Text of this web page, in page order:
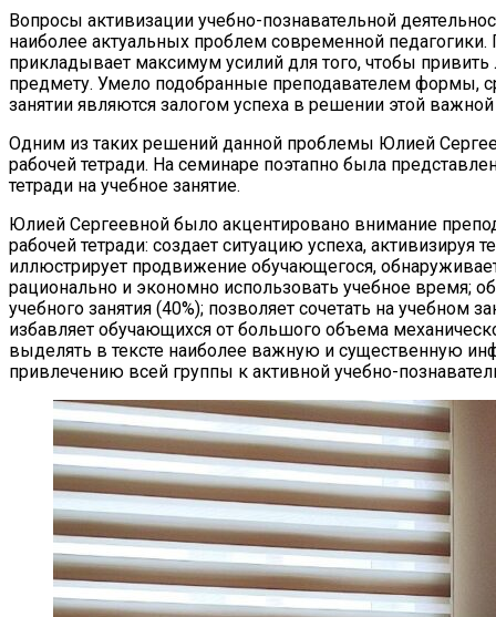
Вопросы активизации учебно-познавательной
наиболее актуальных проблем современной
прикладывает максимум усилий для того, чтобы
предмету. Умело подобранные преподавателем формы,
занятии являются залогом успеха в решении этой
Одним из таких решений данной проблемы Юлией
рабочей тетради. На семинаре поэтапно была
тетради на учебное занятие.
Юлией Сергеевной было акцентировано внимание
рабочей тетради: создает ситуацию успеха,
иллюстрирует продвижение обучающегося,
рационально и экономно использовать учебное время;
учебного занятия (40%); позволяет сочетать на учебном
избавляет обучающихся от большого объема
выделять в тексте наиболее важную и существенную
привлечению всей группы к активной учебно-